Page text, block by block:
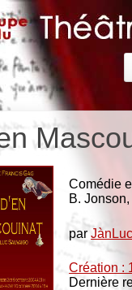
Comédie
B.
par
Création :
Dernière